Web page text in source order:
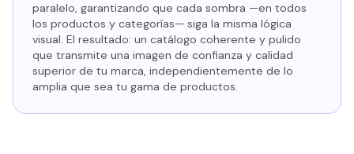
paralelo, garantizando que cada sombra —en todos
los productos y categorías— siga la misma lógica
visual. El resultado: un catálogo coherente y pulido
que transmite una imagen de confianza y calidad
superior de tu marca, independientemente de lo
amplia que sea tu gama de productos.